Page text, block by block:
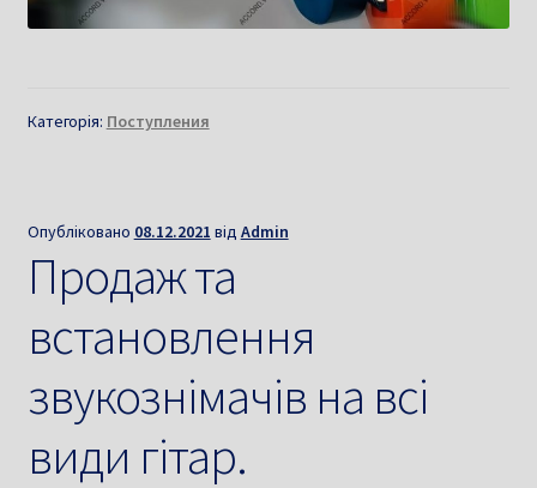
Категорія: Поступления
Опубліковано 08.12.2021 від Admin
Продаж та
встановлення
звукознімачів на всі
види гітар.